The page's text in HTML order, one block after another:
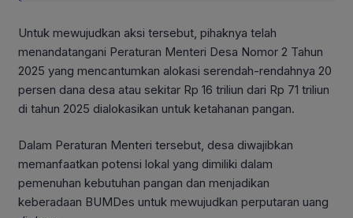
Untuk mewujudkan aksi tersebut, pihaknya telah
menandatangani Peraturan Menteri Desa Nomor 2 Tahun
2025 yang mencantumkan alokasi serendah-rendahnya 20
persen dana desa atau sekitar Rp 16 triliun dari Rp 71 triliun
di tahun 2025 dialokasikan untuk ketahanan pangan.
Dalam Peraturan Menteri tersebut, desa diwajibkan
memanfaatkan potensi lokal yang dimiliki dalam
pemenuhan kebutuhan pangan dan menjadikan
keberadaan BUMDes untuk mewujudkan perputaran uang